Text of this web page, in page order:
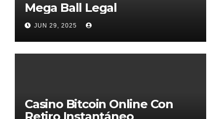
Mega Ball Legal
JUN 29, 2025
Casino Bitcoin Online Con